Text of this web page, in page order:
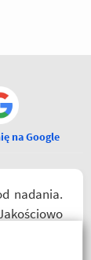
na Google
nadania.